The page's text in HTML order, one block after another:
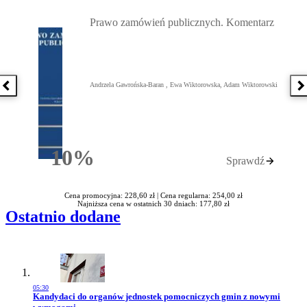
Poprzednia książka
10%Rabatu
Prawo zamówień publicznych. Komentarz
Andrzela Gawrońska-Baran , Ewa Wiktorowska, Adam Wiktorowski
Sprawdź
Cena promocyjna: 228,60 zł | Cena regularna: 254,00 zł
Najniższa cena w ostatnich 30 dniach: 177,80 zł
Ostatnio dodane
05:30
Przejdź do artykułu:
Kandydaci do organów jednostek pomocniczych gmin z nowymi